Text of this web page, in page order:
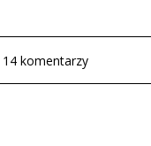
14 komentarzy